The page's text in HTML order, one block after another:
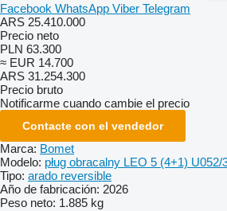
Facebook WhatsApp Viber Telegram
ARS 25.410.000
Precio neto
PLN 63.300
≈ EUR 14.700
ARS 31.254.300
Precio bruto
Notificarme cuando cambie el precio
Contacte con el vendedor
Marca: Bomet
Modelo: pług obracalny LEO 5 (4+1) U052/
Tipo: arado reversible
Año de fabricación: 2026
Peso neto: 1.885 kg